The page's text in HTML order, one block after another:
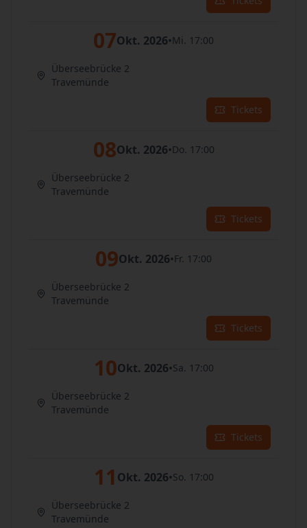
07Okt. 2026•Mi. 17:00
Überseebrücke 2
Travemünde
Tickets
08Okt. 2026•Do. 17:00
Überseebrücke 2
Travemünde
Tickets
09Okt. 2026•Fr. 17:00
Überseebrücke 2
Travemünde
Tickets
10Okt. 2026•Sa. 17:00
Überseebrücke 2
Travemünde
Tickets
11 Okt. 2026•So. 17:00
Überseebrücke 2
Travemünde